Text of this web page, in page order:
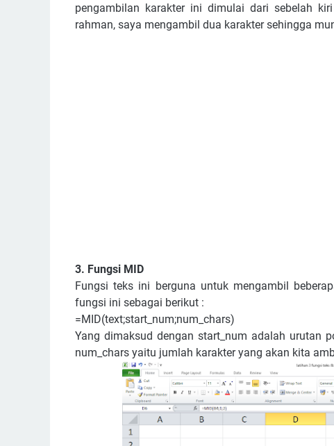
pengambilan karakter ini dimulai dari sebelah
rahman, saya mengambil dua karakter sehingga
3. Fungsi MID
Fungsi teks ini berguna untuk mengambil
fungsi ini sebagai berikut :
=MID(text;start_num;num_chars)
Yang dimaksud dengan start_num adalah urutan
num_chars yaitu jumlah karakter yang akan kita